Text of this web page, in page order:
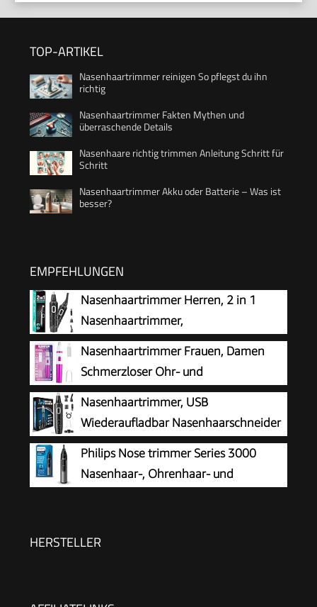
TOP-ARTIKEL
Nasenhaartrimmer reinigen So pflegst du ihn
richtig
Nasenhaartrimmer Fakten Mythen und
überraschende Details
Nasenhaare richtig trimmen Anleitung Schritt für
Schritt
Nasenhaartrimmer Akku oder Batterie – Was ist
besser?
EMPFEHLUNGEN
Nasenhaartrimmer Herren, 2 in 1
Nasenhaartrimmer,
Nasenhaarschneider,
Ohrhaarschneider, Augenbrauen-Lippenhaare
Schmerzloser Epilierer, IPX7 Waschbarer
Gesichtshaarentferner für Männer und Frauen
Nasenhaartrimmer Frauen, Damen
Schmerzloser Ohr- und
Nasenhaartrimmer für Frauen,
Augenbrauen Gesicht Ohr Haarschneider
Nasenhaarschneider Professionell Wasserdicht,
Rose Lila
Nasenhaartrimmer, USB
Wiederaufladbar Nasenhaarschneider
3 in 1 Set Ohrhaarschneider mit
Doppelschneideklingen, Professioneller
schmerzfreier Augenbrauen und
Philips Nose trimmer Series 3000
Nasenhaar-, Ohrenhaar- und
HERSTELLER